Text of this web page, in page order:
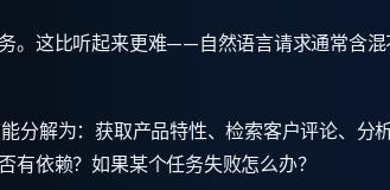
。这比听起来更难——自然语言请求通常含
分解为：获取产品特性、检索客户评论、分
有依赖？如果某个任务失败怎么办？